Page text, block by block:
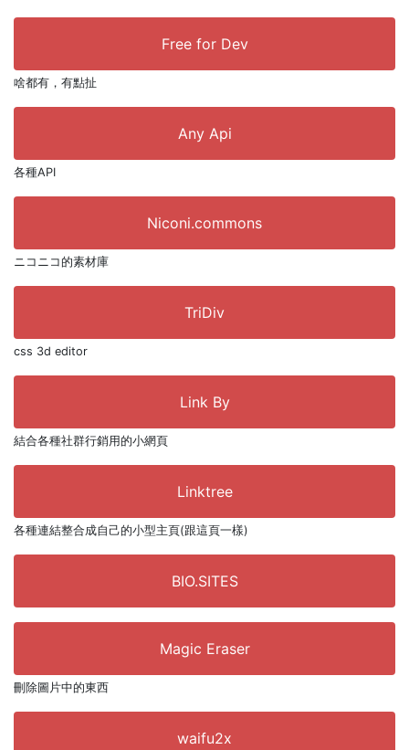
Free for Dev
啥都有，有點扯
Any Api
各種API
Niconi.commons
ニコニコ的素材庫
TriDiv
css 3d editor
Link By
結合各種社群行銷用的小網頁
Linktree
各種連結整合成自己的小型主頁(跟這頁一樣)
BIO.SITES
Magic Eraser
刪除圖片中的東西
waifu2x